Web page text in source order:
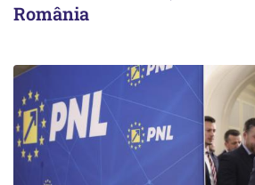
România